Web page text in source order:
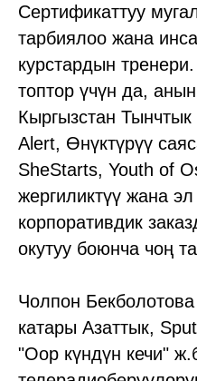
Сертификаттуу
тарбиялоо жана
курстардын
топтор үчүн да,
Кыргызстан
Alert, Өнүктүрүү
SheStarts, Youth of
жергиликтүү жана
корпоративдик
окутуу боюнча чоң
Чолпон
катары Азаттык,
"Оор күндүн кечи"